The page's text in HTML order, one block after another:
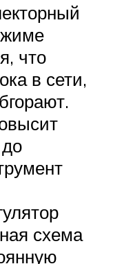
что
в сети,
схема